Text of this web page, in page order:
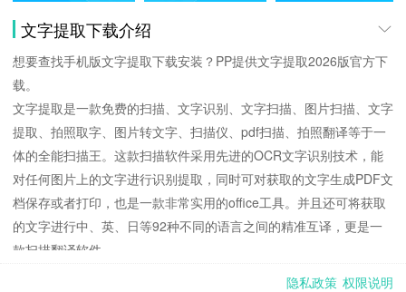
文字提取下载介绍
想要查找手机版文字提取下载安装？PP提供文字提取2026版官方下
载。
文字提取是一款免费的扫描、文字识别、文字扫描、图片扫描、文字
提取、拍照取字、图片转文字、扫描仪、pdf扫描、拍照翻译等于一
体的全能扫描王。这款扫描软件采用先进的OCR文字识别技术，能
对任何图片上的文字进行识别提取，同时可对获取的文字生成PDF文
档保存或者打印，也是一款非常实用的office工具。并且还可将获取
的文字进行中、英、日等92种不同的语言之间的精准互译，更是一
款扫描翻译软件。
隐私政策 权限说明